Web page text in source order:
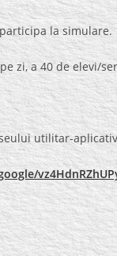
la simulare.
zi, a 40 de elevi/
utilitar-